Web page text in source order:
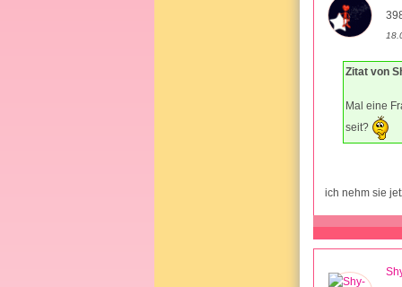
Zitat von
Mal eine
seit?
ich nehm sie